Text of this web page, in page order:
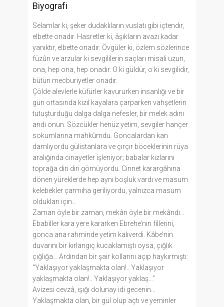
Biyografi
Selamlar ki, şeker dudaklıların vuslatı gibi içtendir,
elbette onadır. Hasretler ki, âşıkların avazı kadar
yanıktır, elbette onadır. Övgüler ki, özlem sözlerince
füzûn ve arzular ki sevgililerin saçları misali uzun,
ona, hep ona, hep onadır. O ki güldür, o ki sevgilidir,
bütün mecburiyetler onadır.
Çölde alevlerle küfürler kavururken insanlığı ve bir
gün ortasında kızıl kayalara çarparken vahşetlerin
tutuşturduğu dalga dalga nefesler, bir melek adını
andı onun. Sözcükler henüz yetim, sevgiler hançer
sokumlarına mahkûmdu. Goncalardan kan
damlıyordu gülistanlara ve çırçır böcekleri­nin rüya
aralığında cinayetler işleniyor; babalar kızlarını
toprağa diri diri gömüyordu. Cinnet karargâhına
dönen yüreklerde hep aynı boşluk vardı ve masum
kele­bekler çarmıha geriliyordu, yalnızca masum
oldukları için...
Zaman öyle bir zaman, mekân öyle bir mekândı…
Ebabiller kara yere kararken Ebrehe’nin fillerini,
gonca ana rahminde yetim kalıverdi. Kâbe’nin
duvarını bir kırlangıç kucaklamıştı oysa, çığlık
çığlığa… Ardından bir şair kollarını açıp haykırmıştı:
“Yaklaşıyor yaklaş­makta olan!.. Yaklaşıyor
yaklaşmakta olan!.. Yaklaşıyor yaklaş…”
Avizesi cevzâ, ışığı dolunay idi gecenin...
Yaklaşmakta olan, bir gül olup açtı ve yeminler